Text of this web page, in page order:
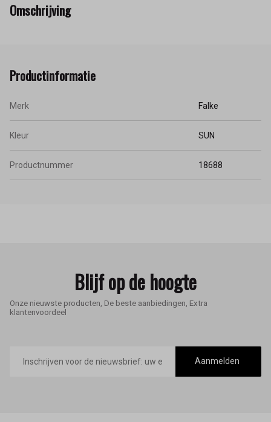
Omschrijving
Productinformatie
Merk Falke
Kleur SUN
Productnummer 18688
Blijf op de hoogte
Onze nieuwste producten, De beste aanbiedingen, Extra
klantenvoordeel
mailadres
Aanmelden